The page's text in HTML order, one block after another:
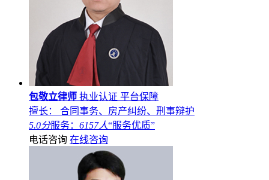
包敬立律师 执业认证 平台保障
擅长： 合同事务、房产纠纷、刑事辩护
5.0分服务： 6157人“服务优质”
电话咨询 在线咨询